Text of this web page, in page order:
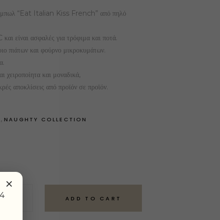
μπωλ “Eat Italian Kiss French” από πηλό
είναι ασφαλές για τρόφιμα και ποτά.
πιάτων και φούρνο μικροκυμάτων.
χειροποίητα και μοναδικά,
αποκλίσεις από προϊόν σε προϊόν.
, NAUGHTY COLLECTION
ADD TO CART
×